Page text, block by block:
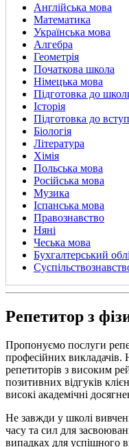
Англійська мова
Математика
Українська мова
Алгебра
Геометрія
Початкова школа
Німецька мова
Підготовка до
Історія
Підготовка до
Біологія
Література
Хімія
Польська мова
Російська мова
Музика
Іспанська мова
Правознавство
Няні
Чеська мова
Бухгалтерський
Репетитор з
Пропонуємо послуги
професійних
репетиторів з високим
позитивних відгуків
високі академічні
Не завжди у школі
часу та сил для
випадках для успішного